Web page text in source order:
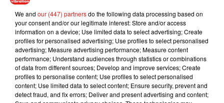
We and our (447) partnersdo the following data processing based on
your consent and/or our legitimate interest: Store and/or access
information on a device; Use limited data to select advertising; Create
profiles for personalised advertising; Use profiles to select personalised
advertising; Measure advertising performance; Measure content
performance; Understand audiences through statistics or combinations
of data from different sources; Develop and improve services; Create
profiles to personalise content; Use profiles to select personalised
content; Use limited data to select content; Ensure security, prevent and
detect fraud, and fix errors; Deliver and present advertising and content;